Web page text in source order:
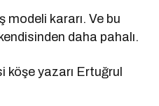
modeli kararı. Ve bu
daha pahalı.
köşe yazarı Ertuğrul